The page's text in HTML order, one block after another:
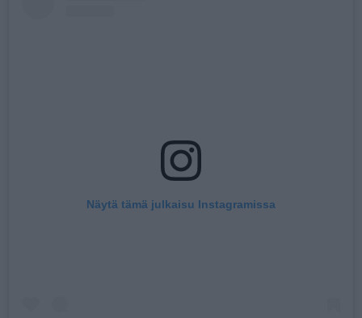
Näytä tämä julkaisu Instagramissa